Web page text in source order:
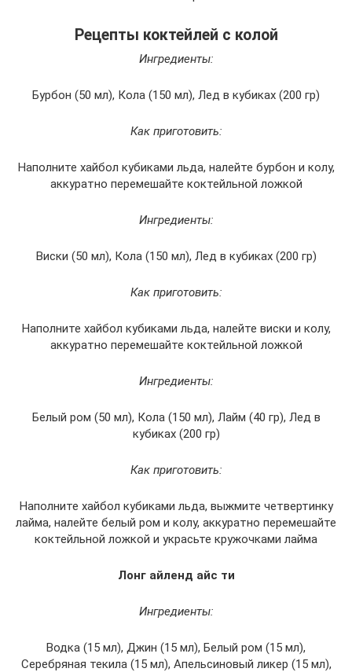
Рецепты коктейлей с колой
Ингредиенты:
Бурбон (50 мл), Кола (150 мл), Лед в кубиках (200 гр)
Как приготовить:
Наполните хайбол кубиками льда, налейте бурбон и колу,
аккуратно перемешайте коктейльной ложкой
Ингредиенты:
Виски (50 мл), Кола (150 мл), Лед в кубиках (200 гр)
Как приготовить:
Наполните хайбол кубиками льда, налейте виски и колу,
аккуратно перемешайте коктейльной ложкой
Ингредиенты:
Белый ром (50 мл), Кола (150 мл), Лайм (40 гр), Лед в
кубиках (200 гр)
Как приготовить:
Наполните хайбол кубиками льда, выжмите четвертинку
лайма, налейте белый ром и колу, аккуратно перемешайте
коктейльной ложкой и украсьте кружочками лайма
Лонг айленд айс ти
Ингредиенты:
Водка (15 мл), Джин (15 мл), Белый ром (15 мл),
Серебряная текила (15 мл), Апельсиновый ликер (15 мл),